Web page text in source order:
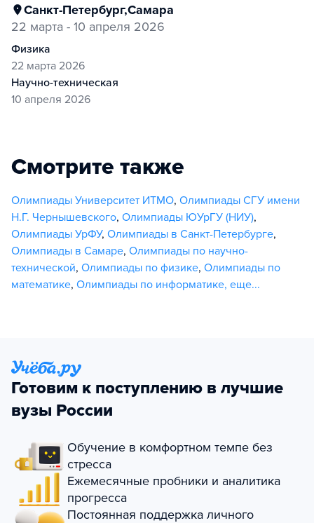
Санкт-Петербург,Самара
22 марта - 10 апреля 2026
физика
22 марта 2026
научно-техническая
10 апреля 2026
Смотрите также
Олимпиады Университет ИТМО, Олимпиады СГУ имени
Н.Г. Чернышевского, Олимпиады ЮУрГУ (НИУ),
Олимпиады УрФУ, Олимпиады в Санкт-Петербурге,
Олимпиады в Самаре, Олимпиады по научно-
технической, Олимпиады по физике, Олимпиады по
математике, Олимпиады по информатике, еще...
Готовим к поступлению в лучшие
вузы России
Обучение в комфортном темпе без
стресса
Ежемесячные пробники и аналитика
прогресса
Постоянная поддержка личного